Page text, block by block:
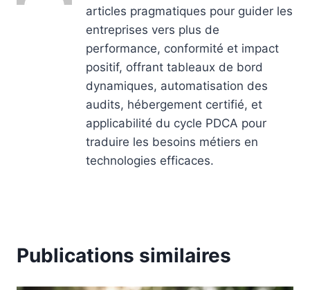
articles pragmatiques pour guider les
entreprises vers plus de
performance, conformité et impact
positif, offrant tableaux de bord
dynamiques, automatisation des
audits, hébergement certifié, et
applicabilité du cycle PDCA pour
traduire les besoins métiers en
technologies efficaces.
Publications similaires